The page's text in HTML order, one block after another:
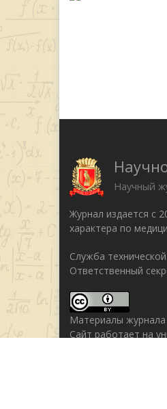
Научный
Журнал издается с
характера по
Служба
Ответственный
Материалы
Сайт работает на